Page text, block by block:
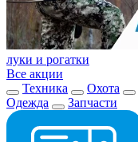
луки и рогатки
Все акции
Техника
Охота
Одежда
Запчасти